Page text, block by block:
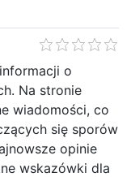
o
Na stronie
wiadomości, co
się sporów
opinie
wskazówki dla